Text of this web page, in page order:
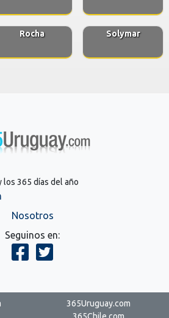
Rocha Solymar
los 365 días del año
Nosotros
Seguinos en:
365Uruguay.com